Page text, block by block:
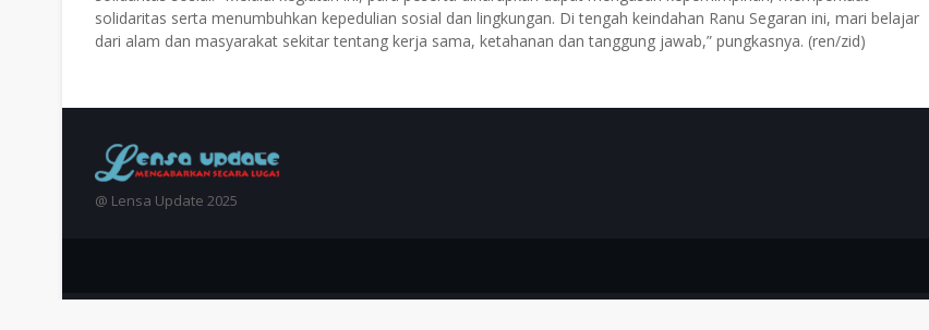
solidaritas serta menumbuhkan kepedulian sosial dan lingkungan. Di tengah keindahan Ranu Segaran ini, mari belajar
dari alam dan masyarakat sekitar tentang kerja sama, ketahanan dan tanggung jawab,” pungkasnya. (ren/zid)
@ Lensa Update 2025